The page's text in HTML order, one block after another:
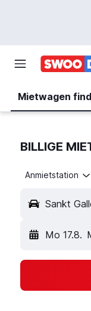
Mietwagen
BILLIGE
Anmietstation
Sankt
Mo 17.8.